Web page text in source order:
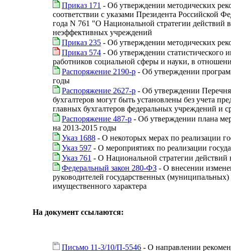
Приказ 171 - Об утверждении методических
соответствии с указами Президента Российской
года N 761 "О Национальной стратегии действий
неэффективных учреждений
Приказ 235 - Об утверждении методических
Приказ 574 - Об утверждении статистического
работников социальной сферы и науки, в
Распоряжение 2190-р - Об утверждении
годы
Распоряжение 2627-р - Об утверждении Перечня
бухгалтеров могут быть установлены без учета
главных бухгалтеров федеральных учреждений и
Распоряжение 487-р - Об утверждении плана
на 2013-2015 годы
Указ 1688 - О некоторых мерах по реализации
Указ 597 - О мероприятиях по реализации
Указ 761 - О Национальной стратегии действий
Федеральный закон 280-ФЗ - О внесении
руководителей государственных
имущественного характера
На документ ссылаются:
Письмо 11-3/10/П-5546 - О направлении